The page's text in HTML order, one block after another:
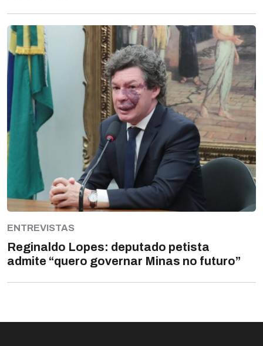
ENTREVISTAS
Reginaldo Lopes: deputado petista
admite “quero governar Minas no futuro”